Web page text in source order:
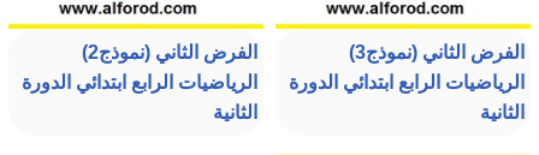
الفرض الثاني (نموذج3)
الرياضيات الرابع ابتدائي الدورة
الثانية
الفرض الثاني (نموذج2)
الرياضيات الرابع ابتدائي الدورة
الثانية